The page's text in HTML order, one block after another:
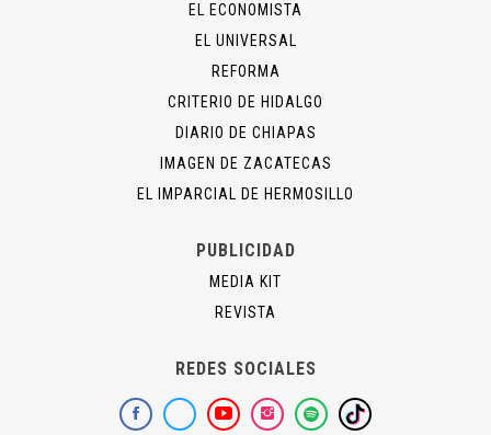
EL ECONOMISTA
EL UNIVERSAL
REFORMA
CRITERIO DE HIDALGO
DIARIO DE CHIAPAS
IMAGEN DE ZACATECAS
EL IMPARCIAL DE HERMOSILLO
PUBLICIDAD
MEDIA KIT
REVISTA
REDES SOCIALES